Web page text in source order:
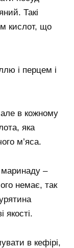
Такі
кислот, що
і перцем і
в кожному
яка
м’яса.
–
немає, так
якості.
в кефірі,